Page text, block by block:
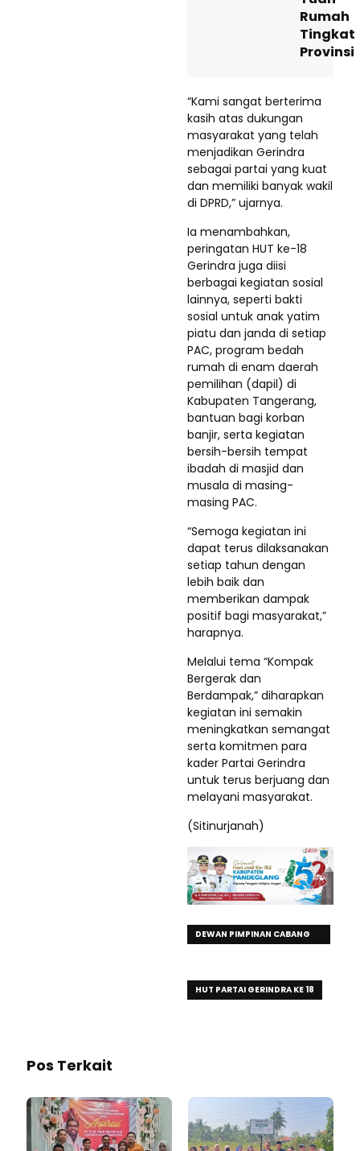
Rumah
Tingkat
Provinsi
“Kami sangat berterima
kasih atas dukungan
masyarakat yang telah
menjadikan Gerindra
sebagai partai yang kuat
dan memiliki banyak wakil
di DPRD,” ujarnya.
Ia menambahkan,
peringatan HUT ke-18
Gerindra juga diisi
berbagai kegiatan sosial
lainnya, seperti bakti
sosial untuk anak yatim
piatu dan janda di setiap
PAC, program bedah
rumah di enam daerah
pemilihan (dapil) di
Kabupaten Tangerang,
bantuan bagi korban
banjir, serta kegiatan
bersih-bersih tempat
ibadah di masjid dan
musala di masing-
masing PAC.
“Semoga kegiatan ini
dapat terus dilaksanakan
setiap tahun dengan
lebih baik dan
memberikan dampak
positif bagi masyarakat,”
harapnya.
Melalui tema “Kompak
Bergerak dan
Berdampak,” diharapkan
kegiatan ini semakin
meningkatkan semangat
serta komitmen para
kader Partai Gerindra
untuk terus berjuang dan
melayani masyarakat.
(Sitinurjanah)
DEWAN PIMPINAN CABANG
HUT PARTAI GERINDRA KE 18
Pos Terkait